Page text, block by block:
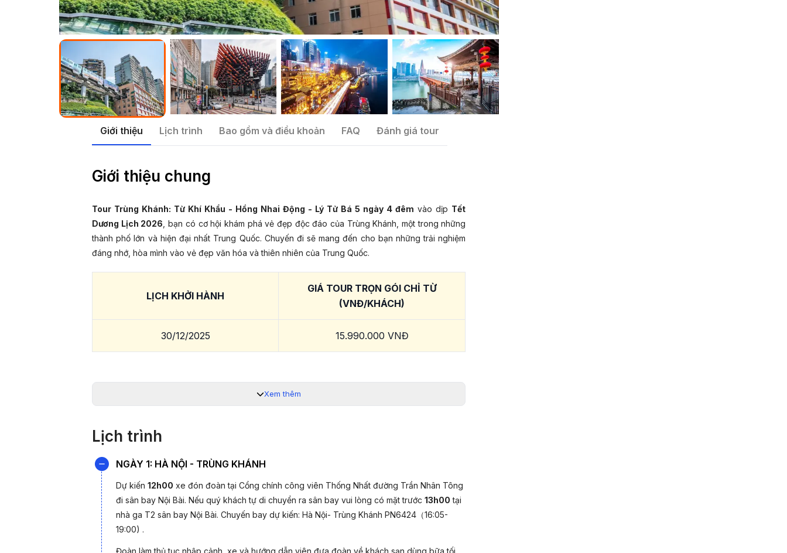
Giới thiệu Lịch trình Bao gồm và điều khoản FAQ Đánh giá tour
Giới thiệu chung
Tour Trùng Khánh: Từ Khí Khẩu - Hồng Nhai Động - Lý Tử Bá 5 ngày 4 đêm vào dịp Tết
Dương Lịch 2026 , bạn có cơ hội khám phá vẻ đẹp độc đáo của Trùng Khánh, một trong những
thành phố lớn và hiện đại nhất Trung Quốc. Chuyến đi sẽ mang đến cho bạn những trải nghiệm
đáng nhớ, hòa mình vào vẻ đẹp văn hóa và thiên nhiên của Trung Quốc.
LỊCH KHỞI HÀNH
GIÁ TOUR TRỌN GÓI CHỈ TỪ
(VNĐ/KHÁCH)
30/12/2025 15.990.000 VNĐ
4 ĐÊM:
- Ghé thăm thành phố Trùng Khánh huyền diệu luôn có sự tồn tại kỳ diệu cùng hệ thống giao
- Thăm quan những điểm đặc sắc nhất Trùng Khánh:
Từ Khí Khẩu, Hồng Nhai Động, Bảo
tàng Tam Hiệp, Lí Tử Bá.
- Ngắm nhìn toàn cảnh Trùng Khánh với góc nhìn đẹp nhất từ
Lão Quân Động
Xem thêm
Lịch trình
NGÀY 1: HÀ NỘI - TRÙNG KHÁNH
Dự kiến12h00 xe đón đoàn tại Cổng chính công viên Thống Nhất đường Trần Nhân Tông
đi sân bay Nội Bài. Nếu quý khách tự di chuyển ra sân bay vui lòng có mặt trước13h00 tại
nhà ga T2 sân bay Nội Bài. Chuyến bay dự kiến: Hà Nội- Trùng Khánh PN6424 （16:05-
19:00) .
Đoàn làm thủ tục nhập cảnh, xe và hướng dẫn viên đưa đoàn về khách sạn dùng bữa tối